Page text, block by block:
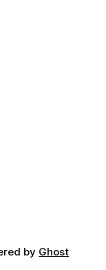
by Ghost